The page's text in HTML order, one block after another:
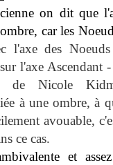
on dit que
car les
l'axe des
l'axe Ascendant
de Nicole
à une ombre, à
avouable,
ce cas.
et